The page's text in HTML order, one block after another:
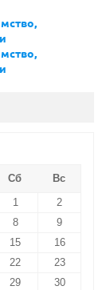
Сб
Вс
1
2
8
9
15
16
22
23
29 30